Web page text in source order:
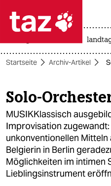
 taz
taz zahl
themen
politik
öko
gesellschaft
kultur
Startseite Archiv-Artikel
Solo-
MUSIKKlassisch
Improvisation
unkonventionellen
Belgierin in Berlin
Möglichkeiten im intimen
Lieblingsinstrument